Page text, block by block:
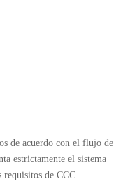
de acuerdo con el flujo de
estrictamente el sistema
de CCC.